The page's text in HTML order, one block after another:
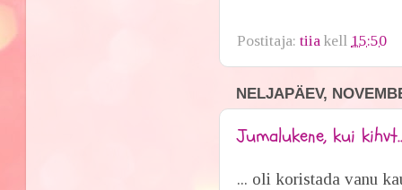
Postitaja:tiia kell 15:50
NELJAPÄEV,
Jumalukene, kui
... oli koristada vanu